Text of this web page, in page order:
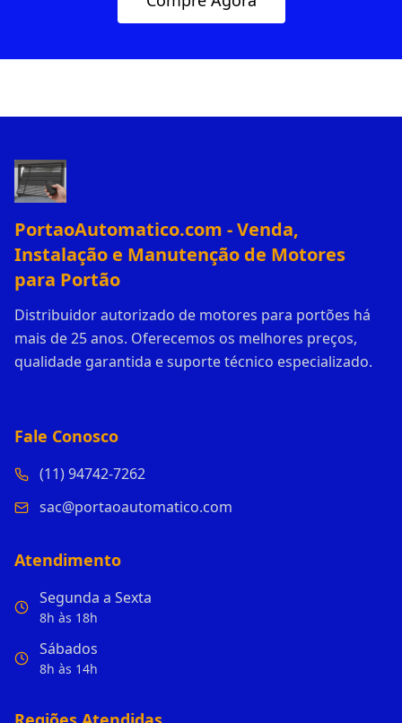
PortaoAutomatico.com - Venda,
Instalação e Manutenção de Motores
para Portão
Distribuidor autorizado de motores para portões há
mais de 25 anos. Oferecemos os melhores preços,
qualidade garantida e suporte técnico especializado.
Fale Conosco
(11) 94742-7262
sac@portaoautomatico.com
Atendimento
Segunda a Sexta
8h às 18h
Sábados
8h às 14h